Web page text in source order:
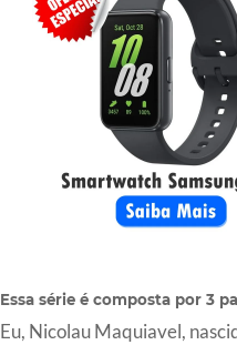
Essa série é composta por 3
Eu, Nicolau Maquiavel,